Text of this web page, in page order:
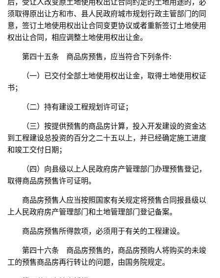
后，受让人改变原土地使用权出让合同约定的土地用途的，必
须取得原出让方和市、县人民政府城市规划行政主管部门的同
意，签订土地使用权出让合同变更协议或者重新签订土地使用
权出让合同，相应调整土地使用权出让金。
第四十五条 商品房预售，应当符合下列条件:
（一）已交付全部土地使用权出让金，取得土地使用权证
书；
（二）持有建设工程规划许可证；
（三）按提供预售的商品房计算，投入开发建设的资金达
到工程建设总投资的百分之二十五以上，并已经确定施工进度
和竣工交付日期；
（四）向县级以上人民政府房产管理部门办理预售登记，
取得商品房预售许可证明。
商品房预售人应当按照国家有关规定将预售合同报县级以
上人民政府房产管理部门和土地管理部门登记备案。
商品房预售所得款项，必须用于有关的工程建设。
第四十六条 商品房预售的，商品房预购人将购买的未竣
工的预售商品房再行转让的问题，由国务院规定。